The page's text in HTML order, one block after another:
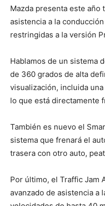
Mazda presenta este año
asistencia a la
restringidas a la versión
Hablamos de un sistema
de 360 ​​grados de alta
visualización, incluida
lo que está directamente
También es nuevo el
sistema que frenará el
trasera con otro auto,
Por último, el Traffic Jam
avanzado de asistencia a